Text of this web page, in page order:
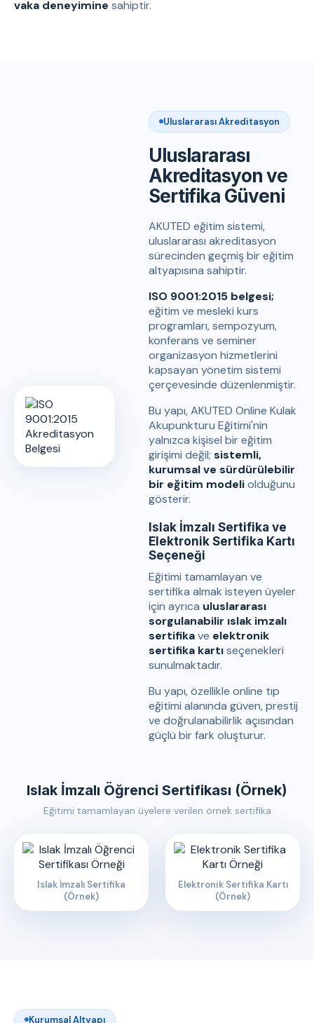
vaka deneyimine sahiptir.
Uluslararası Akreditasyon
Uluslararası
Akreditasyon ve
Sertifika Güveni
AKUTED eğitim sistemi,
uluslararası akreditasyon
sürecinden geçmiş bir eğitim
altyapısına sahiptir.
ISO 9001:2015 belgesi;
eğitim ve mesleki kurs
programları, sempozyum,
konferans ve seminer
organizasyon hizmetlerini
kapsayan yönetim sistemi
çerçevesinde düzenlenmiştir.
Bu yapı, AKUTED Online Kulak
Akupunkturu Eğitimi'nin
yalnızca kişisel bir eğitim
girişimi değil; sistemli,
kurumsal ve sürdürülebilir
bir eğitim modeliolduğunu
gösterir.
Islak İmzalı Sertifika ve
Elektronik Sertifika Kartı
Seçeneği
Eğitimi tamamlayan ve
sertifika almak isteyen üyeler
için ayrıca uluslararası
sorgulanabilir ıslak imzalı
sertifikave elektronik
sertifika kartıseçenekleri
sunulmaktadır.
Bu yapı, özellikle online tıp
eğitimi alanında güven, prestij
ve doğrulanabilirlik açısından
güçlü bir fark oluşturur.
Islak İmzalı Öğrenci Sertifikası (Örnek)
Eğitimi tamamlayan üyelere verilen örnek sertifika
Islak İmzalı Sertifika
(Örnek)
Elektronik Sertifika Kartı
(Örnek)
Kurumsal Altyapı